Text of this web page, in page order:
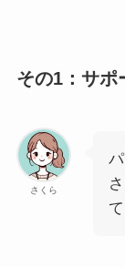
その1：サポ
さくら